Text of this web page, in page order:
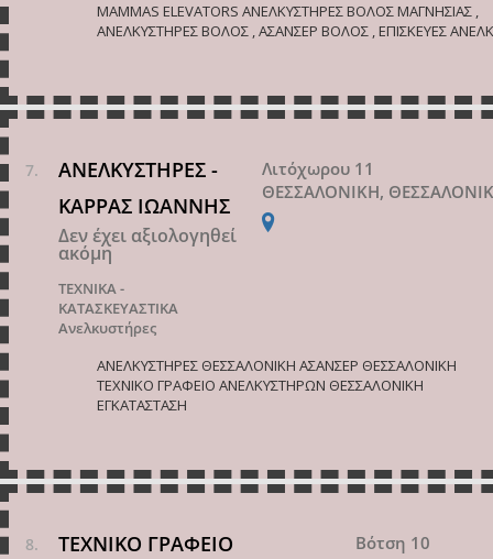
MAMMAS ELEVATORS ΑΝΕΛΚΥΣΤΗΡΕΣ ΒΟΛΟΣ ΜΑΓΝΗΣΙΑΣ ,
ΑΝΕΛΚΥΣΤΗΡΕΣ ΒΟΛΟΣ , ΑΣΑΝΣΕΡ ΒΟΛΟΣ , ΕΠΙΣΚΕΥΕΣ ΑΝΕΛΚ
ΑΝΕΛΚΥΣΤΗΡΕΣ -
ΚΑΡΡΑΣ ΙΩΑΝΝΗΣ
Δεν έχει αξιολογηθεί
ακόμη
ΤΕΧΝΙΚΑ -
ΚΑΤΑΣΚΕΥΑΣΤΙΚΑ
Ανελκυστήρες
Λιτόχωρου 11
ΘΕΣΣΑΛΟΝΙΚΗ,
ΑΝΕΛΚΥΣΤΗΡΕΣ ΘΕΣΣΑΛΟΝΙΚΗ ΑΣΑΝΣΕΡ ΘΕΣΣΑΛΟΝΙΚΗ
ΤΕΧΝΙΚΟ ΓΡΑΦΕΙΟ ΑΝΕΛΚΥΣΤΗΡΩΝ ΘΕΣΣΑΛΟΝΙΚΗ
ΕΓΚΑΤΑΣΤΑΣΗ
ΤΕΧΝΙΚΟ ΓΡΑΦΕΙΟ
Βότση 10